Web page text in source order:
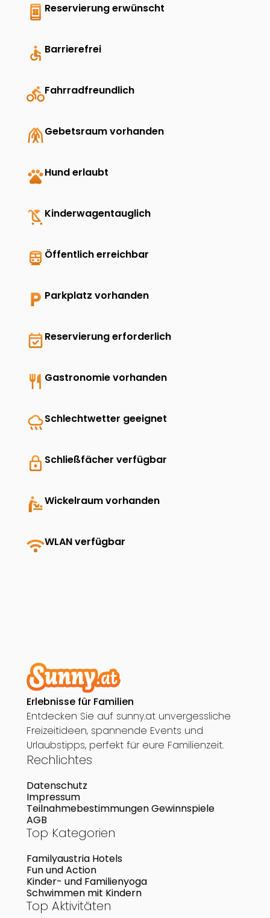
book_online Reservierung erwünscht
accessible Barrierefrei
directions_bikeFahrradfreundlich
folded_handsGebetsraum vorhanden
petsHund erlaubt
child_friendly Kinderwagentauglich
directions_transit Öffentlich erreichbar
local_parking Parkplatz vorhanden
event_availableReservierung erforderlich
restaurant Gastronomie vorhanden
rainySchlechtwetter geeignet
lock Schließfächer verfügbar
baby_changing_stationWickelraum vorhanden
wifiWLAN verfügbar
Erlebnisse für Familien
Entdecken Sie auf sunny.at unvergessliche
Freizeitideen, spannende Events und
Urlaubstipps, perfekt für eure Familienzeit.
Rechlichtes
Datenschutz
Impressum
Teilnahmebestimmungen Gewinnspiele
AGB
Top Kategorien
Familyaustria Hotels
Fun und Action
Kinder- und Familienyoga
Schwimmen mit Kindern
Top Aktivitäten